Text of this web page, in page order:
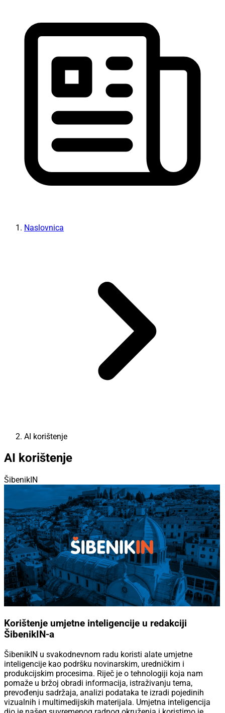
Naslovnica
AI korištenje
AI korištenje
ŠibenikIN
Korištenje umjetne inteligencije u redakciji
ŠibenikIN-a
ŠibenikIN u svakodnevnom radu koristi alate umjetne
inteligencije kao podršku novinarskim, uredničkim i
produkcijskim procesima. Riječ je o tehnologiji koja nam
pomaže u bržoj obradi informacija, istraživanju tema,
prevođenju sadržaja, analizi podataka te izradi pojedinih
vizualnih i multimedijskih materijala. Umjetna inteligencija